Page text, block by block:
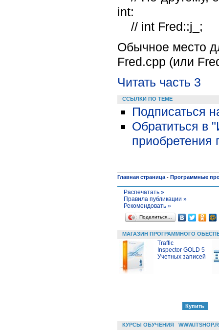
int:
    // int Fred::j_;
Обычное место
Fred.cpp (или
Читать часть 3
ССЫЛКИ ПО ТЕМЕ
Подписаться
Обратиться в
приобретения
Главная страница - Программные
Распечатать »
Правила публикации »
Рекомендовать »
Поделиться…
МАГАЗИН ПРОГРАММНОГО
Traffic
Inspector GOLD 5
Учетных записей
КУРСЫ ОБУЧЕНИЯ